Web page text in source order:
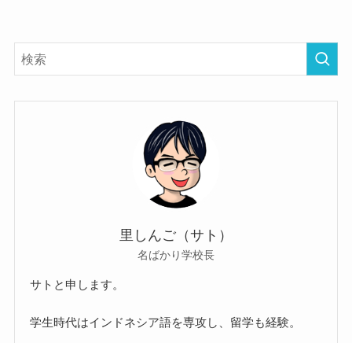
里しんご（サト）
名ばかり学校長
サトと申します。
学生時代はインドネシア語を専攻し、留学も経験。